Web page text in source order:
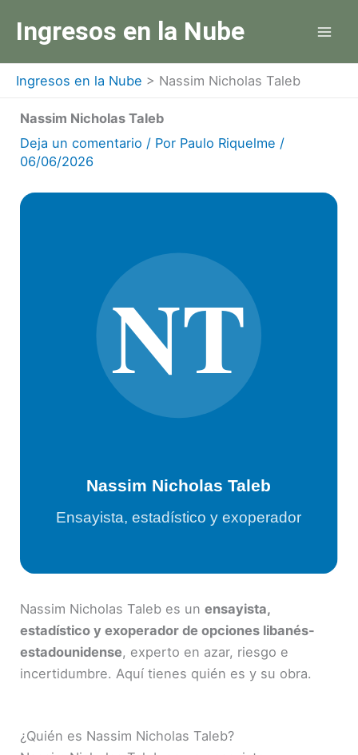
Ingresos en la Nube
Ingresos en la Nube > Nassim Nicholas Taleb
Nassim Nicholas Taleb
Deja un comentario / Por Paulo Riquelme /
06/06/2026
Nassim Nicholas Taleb es unensayista,
estadístico y exoperador de opciones libanés-
estadounidense, experto en azar, riesgo e
incertidumbre. Aquí tienes quién es y su obra.
¿Quién es Nassim Nicholas Taleb?